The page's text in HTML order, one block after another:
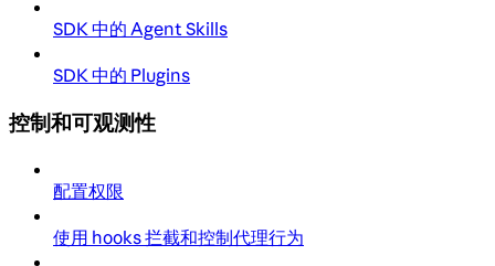
SDK 中的 Agent Skills
SDK 中的 Plugins
控制和可观测性
配置权限
使用 hooks 拦截和控制代理行为